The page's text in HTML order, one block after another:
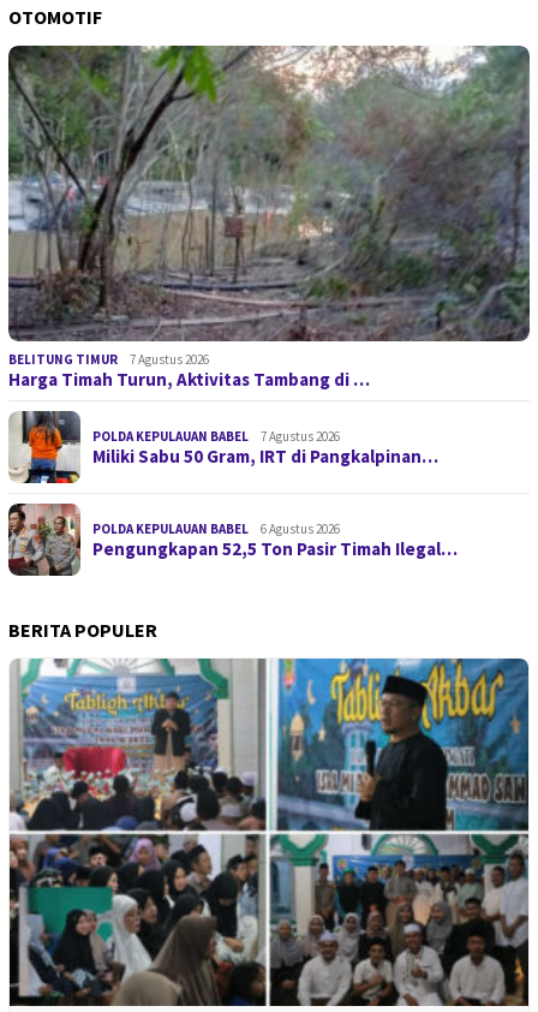
OTOMOTIF
BELITUNG TIMUR 7 Agustus 2026
Harga Timah Turun, Aktivitas Tambang di …
POLDA KEPULAUAN BABEL 7 Agustus 2026
Miliki Sabu 50 Gram, IRT di Pangkalpinan…
POLDA KEPULAUAN BABEL 6 Agustus 2026
Pengungkapan 52,5 Ton Pasir Timah Ilegal…
BERITA POPULER